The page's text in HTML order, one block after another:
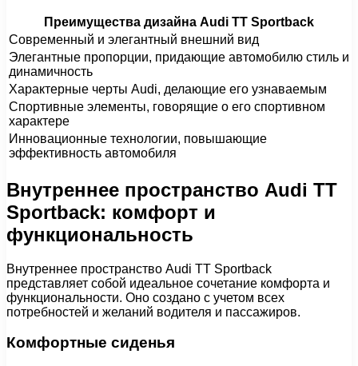
Преимущества дизайна Audi TT Sportback
Современный и элегантный внешний вид
Элегантные пропорции, придающие автомобилю стиль и
динамичность
Характерные черты Audi, делающие его узнаваемым
Спортивные элементы, говорящие о его спортивном
характере
Инновационные технологии, повышающие
эффективность автомобиля
Внутреннее пространство Audi TT
Sportback: комфорт и
функциональность
Внутреннее пространство Audi TT Sportback
представляет собой идеальное сочетание комфорта и
функциональности. Оно создано с учетом всех
потребностей и желаний водителя и пассажиров.
Комфортные сиденья